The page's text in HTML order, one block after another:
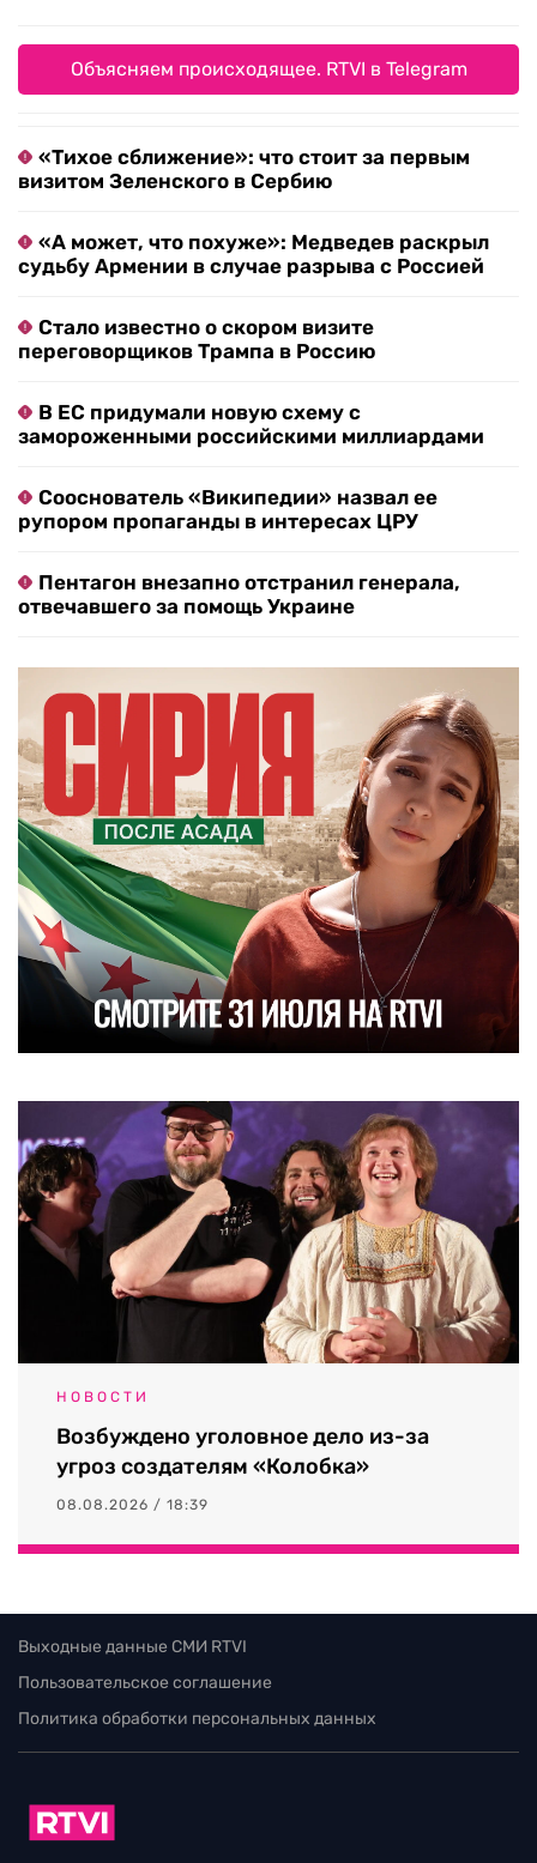
Объясняем происходящее. RTVI в Telegram
«Тихое сближение»: что стоит за первым
визитом Зеленского в Сербию
«А может, что похуже»: Медведев раскрыл
судьбу Армении в случае разрыва с Россией
Стало известно о скором визите
переговорщиков Трампа в Россию
В ЕС придумали новую схему с
замороженными российскими миллиардами
Сооснователь «Википедии» назвал ее
рупором пропаганды в интересах ЦРУ
Пентагон внезапно отстранил генерала,
отвечавшего за помощь Украине
НОВОСТИ
Возбуждено уголовное дело из-за
угроз создателям «Колобка»
08.08.2026 / 18:39
Выходные данные СМИ RTVI
Пользовательское соглашение
Политика обработки персональных данных